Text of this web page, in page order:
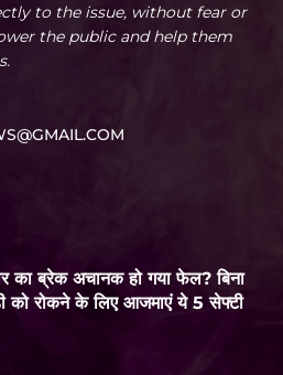
to the issue, without fear or
the public and help them
का ब्रेक अचानक हो गया फेल? बिना
को रोकने के लिए आजमाएं ये 5 सेफ्टी